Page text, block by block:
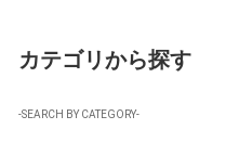
カテゴリから探す
-SEARCH BY CATEGORY-